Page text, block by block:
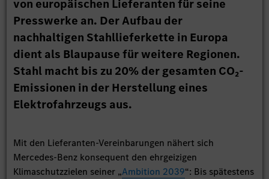
von europäischen Lieferanten für seine
Presswerke an. Der Aufbau der
nachhaltigen Stahllieferkette in Europa
dient als Blaupause für weitere Regionen.
Stahl macht bis zu 20% der gesamten CO₂-
Emissionen in der Herstellung eines
Elektrofahrzeugs aus.
Mit den Lieferanten-Vereinbarungen nähert sich
Mercedes-Benz konsequent den ehrgeizigen
Klimaschutzzielen seiner „Ambition 2039“: Bis spätestens